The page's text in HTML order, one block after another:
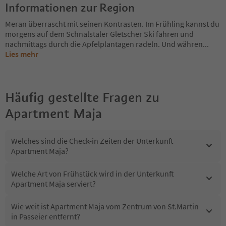
Informationen zur Region
Meran überrascht mit seinen Kontrasten. Im Frühling kannst du
morgens auf dem Schnalstaler Gletscher Ski fahren und
nachmittags durch die Apfelplantagen radeln. Und währen...
Lies mehr
Häufig gestellte Fragen zu
Apartment Maja
Welches sind die Check-in Zeiten der Unterkunft
Apartment Maja?
Welche Art von Frühstück wird in der Unterkunft
Apartment Maja serviert?
Wie weit ist Apartment Maja vom Zentrum von St.Martin
in Passeier entfernt?